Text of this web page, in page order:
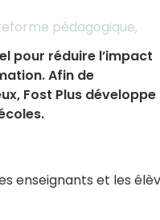
pédagogique,
pour réduire l’impact
Afin de
Fost Plus développe
enseignants et les